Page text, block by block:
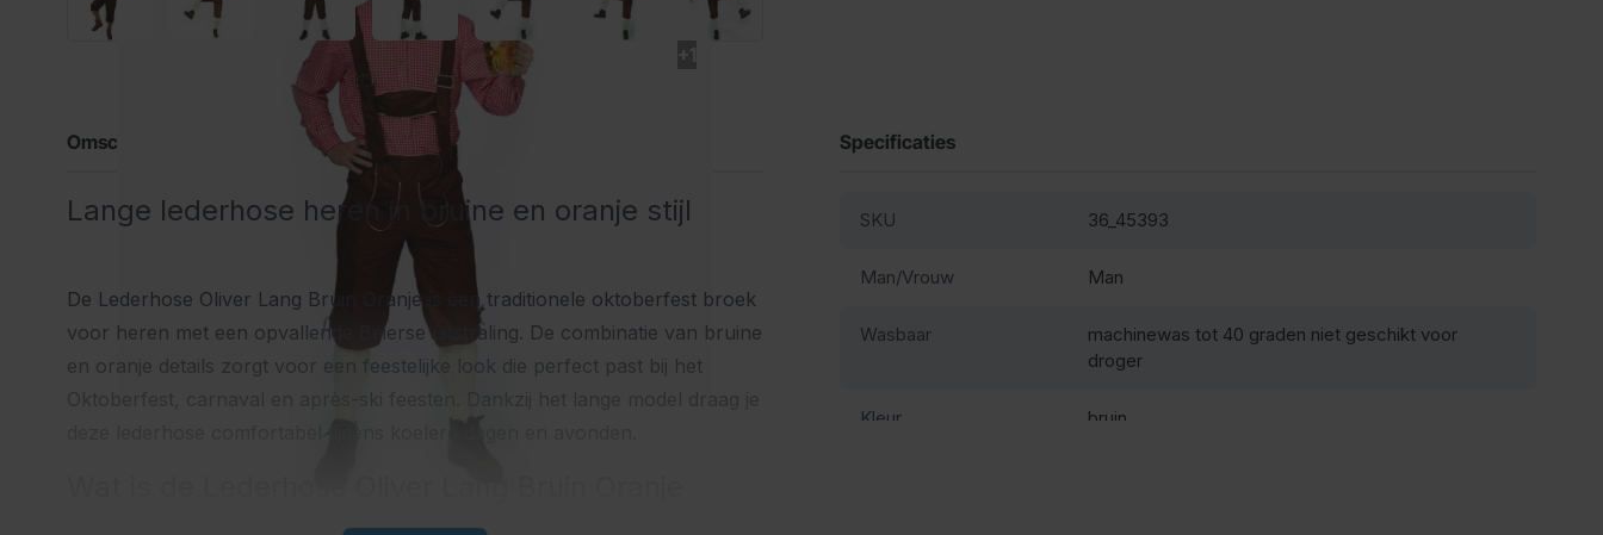
Omschrijving
Lange lederhose heren in bruine en oranje stijl
De Lederhose Oliver Lang Bruin Oranje is een traditionele oktoberfest broek
voor heren met een opvallende Beierse uitstraling. De combinatie van bruine
en oranje details zorgt voor een feestelijke look die perfect past bij het
Specificaties
SKU 36_45393
Man/Vrouw Man
Wasbaar
machinewas tot 40 graden niet geschikt voor
droger
Kleur bruin